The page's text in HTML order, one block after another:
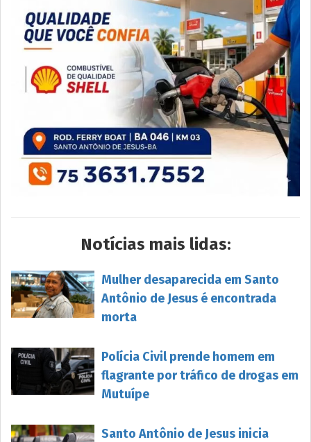
Notícias mais lidas:
Mulher desaparecida em Santo
Antônio de Jesus é encontrada
morta
Polícia Civil prende homem em
flagrante por tráfico de drogas em
Mutuípe
Santo Antônio de Jesus inicia